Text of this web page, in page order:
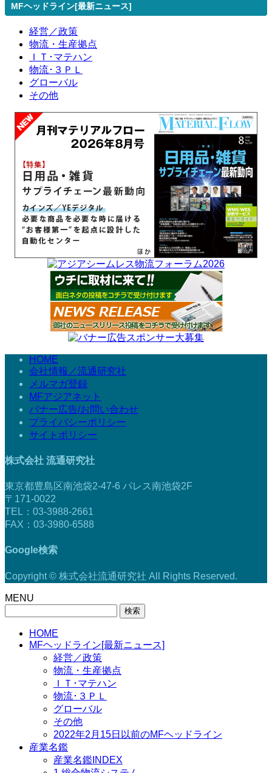
MFヘッドライン[最新ニュース]
経営／政策
物流・生産拠点
ＩＴ･マテハン
物流･３ＰＬ
グローバル
その他
HOME
会社情報／流通研究社
メルマガ登録
MFアジアネット
バナー広告/お問い合わせ
プライバシーポリシー
サイトポリシー
株式会社 流通研究社
東京都豊島区南池袋2-47-6 パレス南池袋2F
〒171-0022
TEL：03-3988-2661
FAX：03-3980-6588
Google検索
Copyright © 株式会社流通研究社 All Rights Reserved.
MENU
HOME
MFヘッドライン[最新ニュース]
経営／政策
物流・生産拠点
ＩＴ･マテハン
物流･３ＰＬ
グローバル
その他
2022年2月15日以前のMFヘッドライン
産業名鑑
産業名鑑INDEX